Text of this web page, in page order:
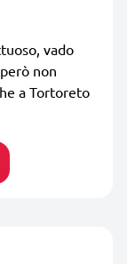
vado
non
a Tortoreto